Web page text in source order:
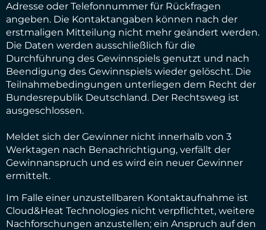
Adresse oder Telefonnummer für Rückfragen
angeben. Die Kontaktangaben können nach der
erstmaligen Mitteilung nicht mehr geändert werden.
Die Daten werden ausschließlich für die
Durchführung des Gewinnspiels genutzt und nach
Beendigung des Gewinnspiels wieder gelöscht. Die
Teilnahmebedingungen unterliegen dem Recht der
Bundesrepublik Deutschland. Der Rechtsweg ist
ausgeschlossen.
Meldet sich der Gewinner nicht innerhalb von 3
Werktagen nach Benachrichtigung, verfällt der
Gewinnanspruch und es wird ein neuer Gewinner
ermittelt.
Im Falle einer unzustellbaren Kontaktaufnahme ist
Cloud&Heat Technologies nicht verpflichtet, weitere
Nachforschungen anzustellen; ein Anspruch auf den